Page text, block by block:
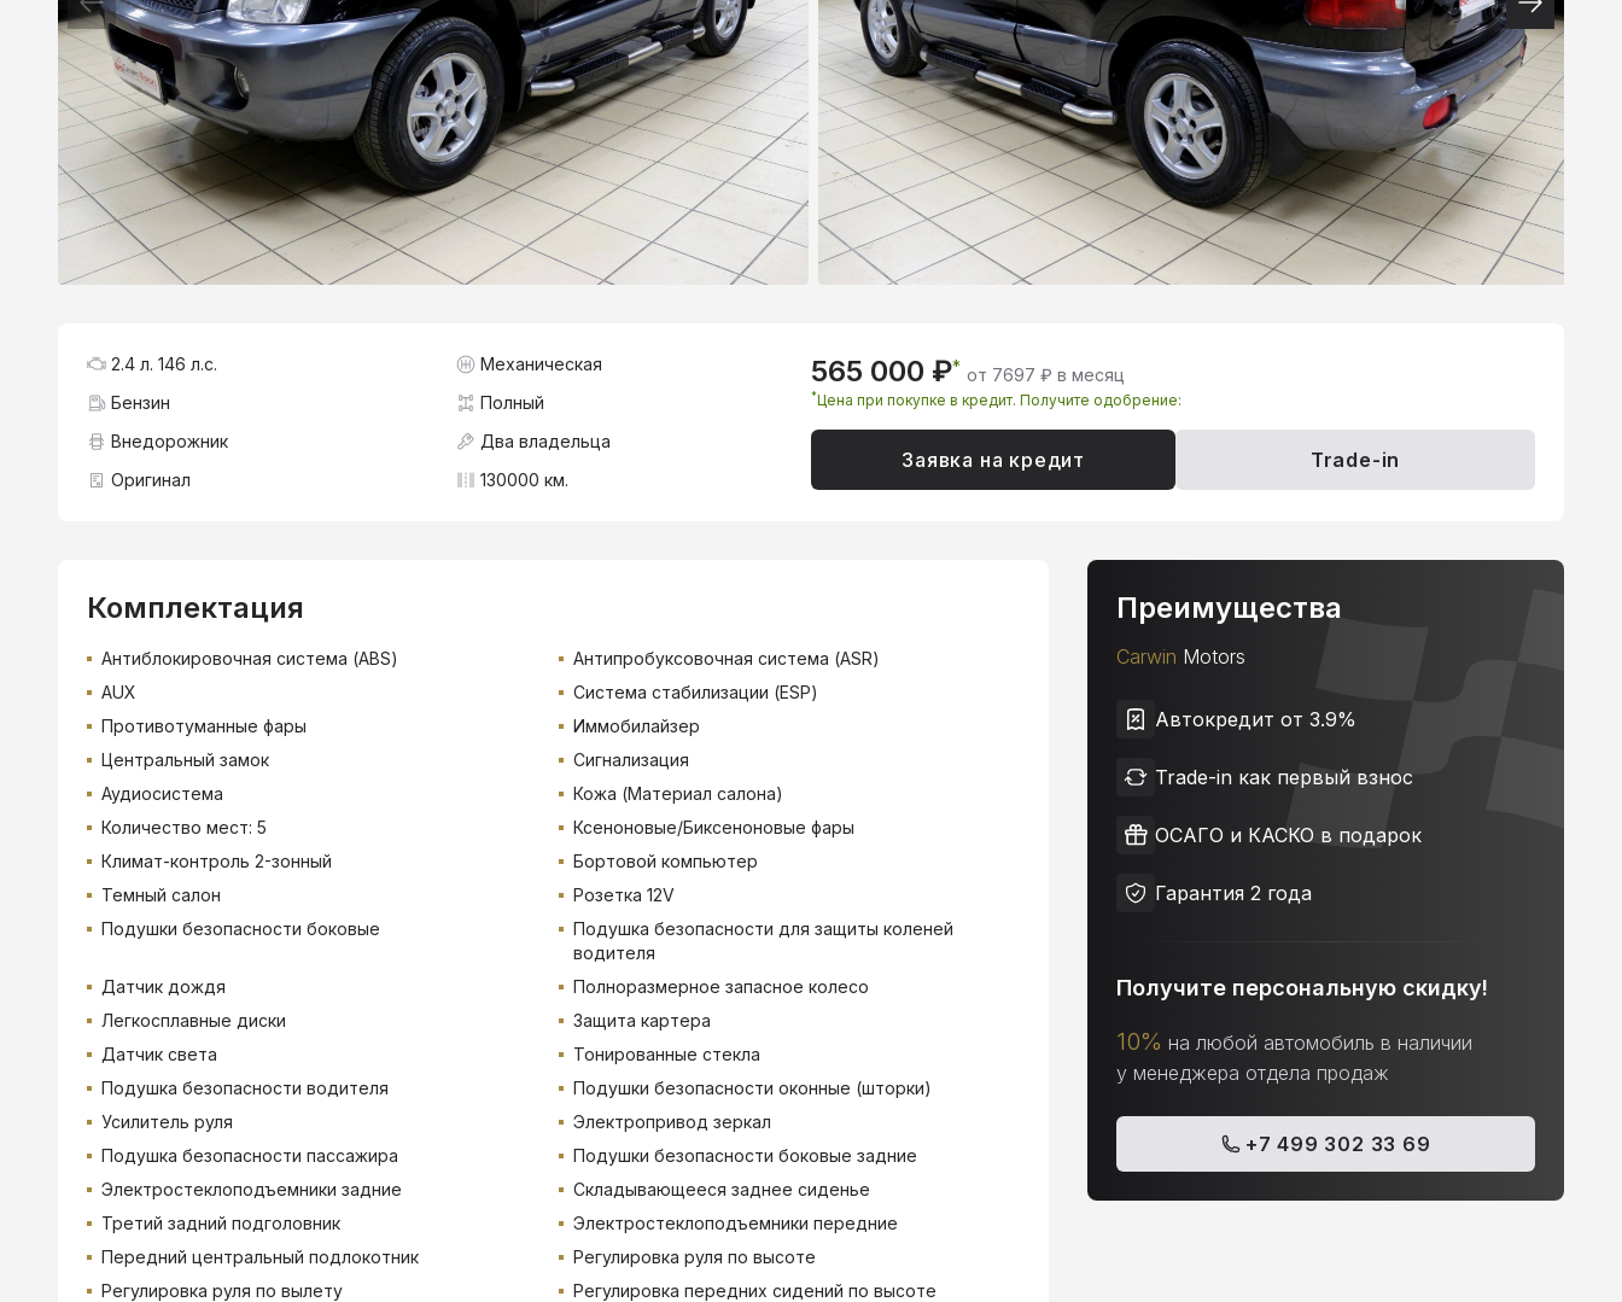
565 000 ₽* от 7697 ₽ в месяц
*Цена при покупке в кредит. Получите одобрение:
Заявка на кредит Trade-in
2.4 л. 146 л.с.
Механическая
Бензин
Полный
Внедорожник
Два владельца
Оригинал
130000 км.
Комплектация
Антиблокировочная система (ABS)
Антипробуксовочная система (ASR)
AUX
Система стабилизации (ESP)
Противотуманные фары
Иммобилайзер
Центральный замок
Сигнализация
Аудиосистема
Кожа (Материал салона)
Количество мест: 5
Ксеноновые/Биксеноновые фары
Климат-контроль 2-зонный
Бортовой компьютер
Темный салон
Розетка 12V
Подушки безопасности боковые
Подушка безопасности для защиты коленей
водителя
Датчик дождя
Полноразмерное запасное колесо
Легкосплавные диски
Защита картера
Датчик света
Тонированные стекла
Подушка безопасности водителя
Подушки безопасности оконные (шторки)
Усилитель руля
Электропривод зеркал
Подушка безопасности пассажира
Подушки безопасности боковые задние
Электростеклоподъемники задние
Складывающееся заднее сиденье
Третий задний подголовник
Электростеклоподъемники передние
Передний центральный подлокотник
Регулировка руля по высоте
Регулировка руля по вылету
Регулировка передних сидений по высоте
Преимущества
Carwin Motors
Автокредит от 3.9%
Trade-in как первый взнос
ОСАГО и КАСКО в подарок
Гарантия 2 года
Получите персональную скидку!
10% на любой автомобиль в наличии
у менеджера отдела продаж
+7 499 302 33 69